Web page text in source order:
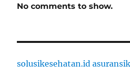
No comments to show.
solusikesehatan.id